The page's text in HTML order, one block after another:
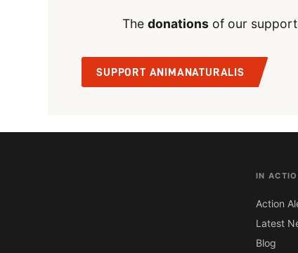
The donationsof our
SUPPORT ANIMANATURALIS
IN
Action
Latest
Blog